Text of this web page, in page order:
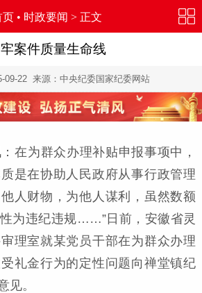
页• 时政要闻 > 正文
案件质量生命线
09-22来源：中央纪委国家纪委网站
在为群众办理补贴申报事项中，
是在协助人民政府从事行政管理
人财物，为他人谋利，虽然数额
为违纪违规……”日前，安徽省灵
理室就某党员干部在为群众办理
礼金行为的定性问题向禅堂镇纪
见。